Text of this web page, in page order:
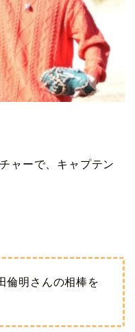
ャーで、キャプテン
倫明さんの相棒を